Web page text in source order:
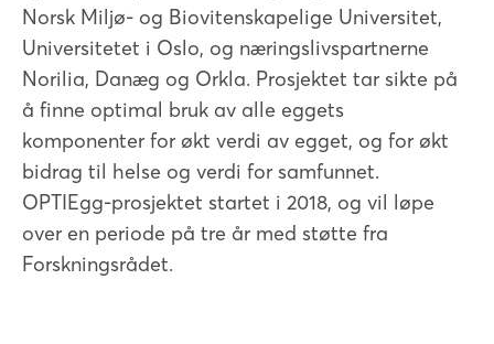
Norsk Miljø- og Biovitenskapelige Universitet,
Universitetet i Oslo, og næringslivspartnerne
Norilia, Danæg og Orkla. Prosjektet tar sikte på
å finne optimal bruk av alle eggets
komponenter for økt verdi av egget, og for økt
bidrag til helse og verdi for samfunnet.
OPTIEgg-prosjektet startet i 2018, og vil løpe
over en periode på tre år med støtte fra
Forskningsrådet.